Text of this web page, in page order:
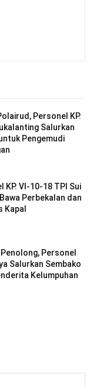
Personel KP.
Salurkan
Pengemudi
KP. VI-10-18 TPI Sui
Perbekalan dan
Kapal
Personel
Salurkan Sembako
Kelumpuhan